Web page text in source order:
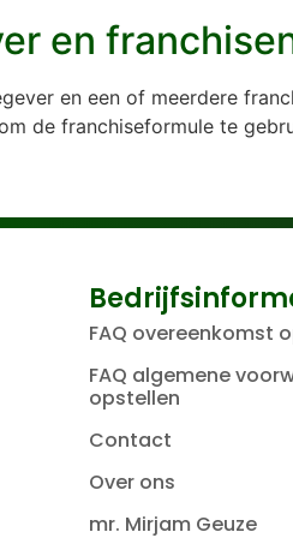
en
en een of meerdere
de franchiseformule te
FAQ overeenkomst
FAQ algemene
opstellen
Contact
Over ons
mr. Mirjam Geuze